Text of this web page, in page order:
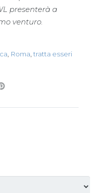
presenterà a
venturo.
, Roma,tratta esseri